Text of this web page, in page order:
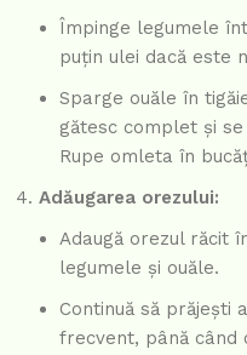
Împinge legumele
puțin ulei dacă este
Sparge ouăle în
gătesc complet și
Rupe omleta în
Adăugarea orezului:
Adaugă orezul răcit
legumele și ouăle.
Continuă să prăjești
frecvent, până când